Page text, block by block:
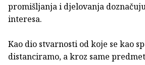
promišljanja i djelovanja
interesa.
Kao dio stvarnosti od koje se kao
distanciramo, a kroz same